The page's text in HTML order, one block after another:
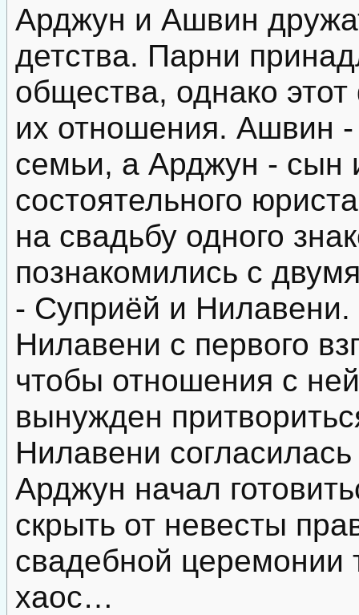
Арджун и Ашвин
детства. Парни
общества, однако
их отношения. Ашвин
семьи, а Арджун - сын
состоятельного
на свадьбу одного
познакомились с
- Суприёй и
Нилавени с первого
чтобы отношения с
вынужден
Нилавени
Арджун начал
скрыть от невесты
свадебной церемонии
хаос…